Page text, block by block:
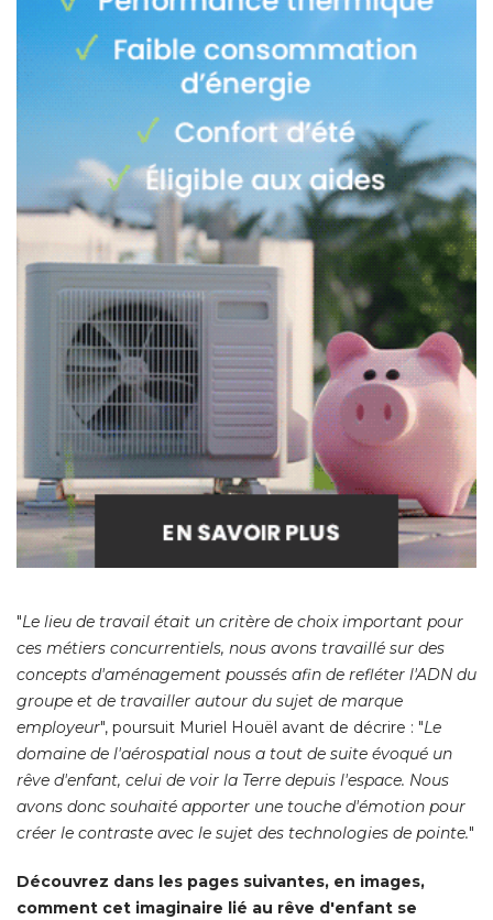
"Le lieu de travail était un critère de choix important pour
ces métiers concurrentiels, nous avons travaillé sur des
concepts d'aménagement poussés afin de refléter l'ADN du
groupe et de travailler autour du sujet de marque
employeur", poursuit Muriel Houël avant de décrire : "Le
domaine de l'aérospatial nous a tout de suite évoqué un
rêve d'enfant, celui de voir la Terre depuis l'espace. Nous
avons donc souhaité apporter une touche d'émotion pour
créer le contraste avec le sujet des technologies de pointe."
Découvrez dans les pages suivantes, en images,
comment cet imaginaire lié au rêve d'enfant se